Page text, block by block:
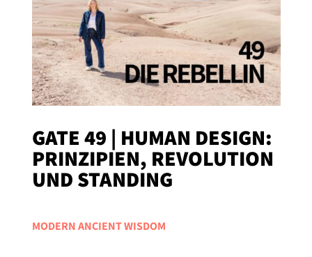
GATE 49 | HUMAN DESIGN:
PRINZIPIEN, REVOLUTION
UND STANDING
MODERN ANCIENT WISDOM